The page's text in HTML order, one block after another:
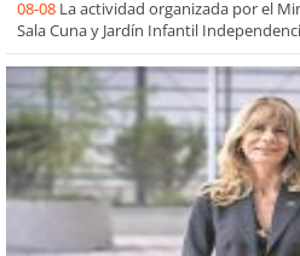
08-08 La actividad organizada por el
Sala Cuna y Jardín Infantil